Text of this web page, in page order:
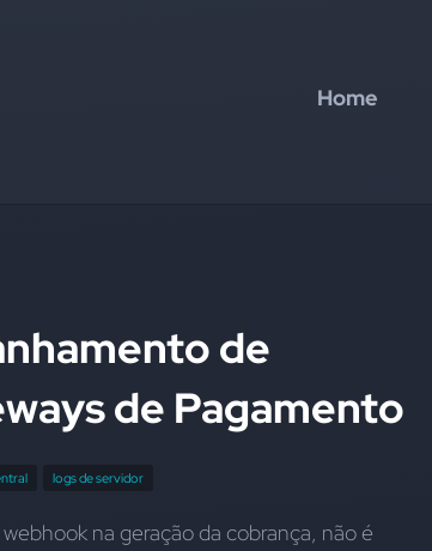
Home
de
de Pagamento
logs de servidor
na geração da cobrança, não é